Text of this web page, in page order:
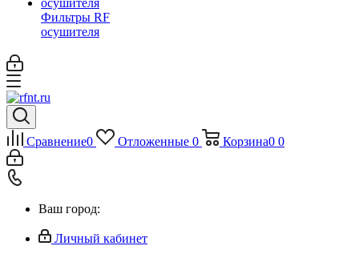
Фильтры RF
осушителя
Сравнение0 Отложенные 0 Корзина0 0
Ваш город:
Личный кабинет